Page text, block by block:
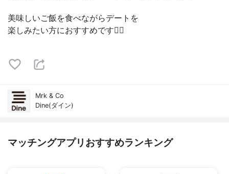
美味しいご飯を食べながらデートを
楽しみたい方におすすめです🙆‍♀️
Mrk & Co
Dine(ダイン)
マッチングアプリおすすめランキング